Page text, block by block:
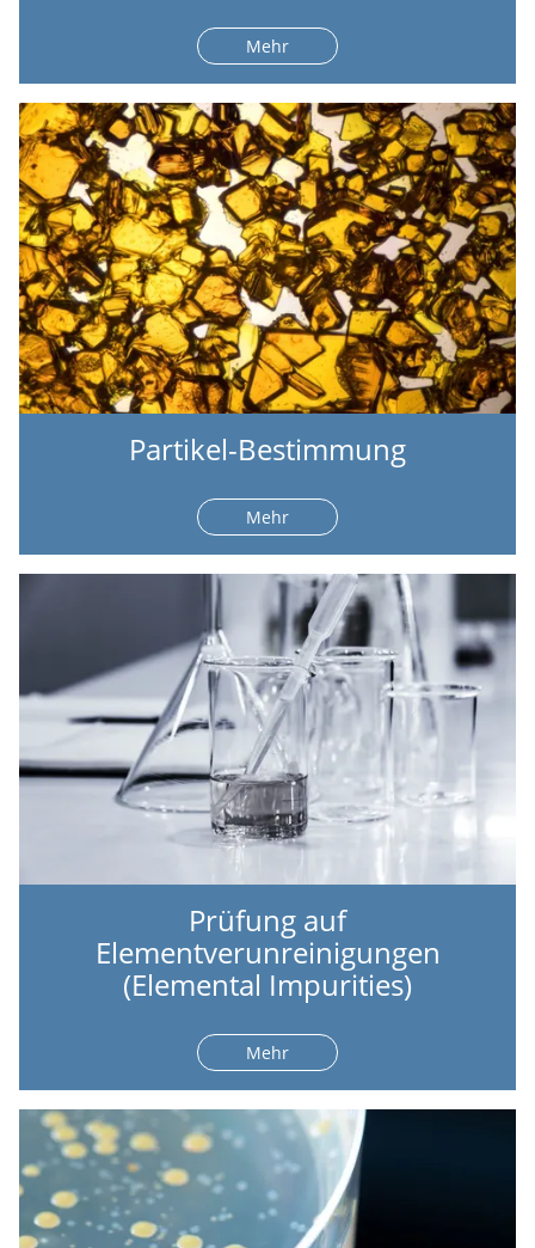
Mehr
Partikel-Bestimmung
Mehr
Prüfung auf
Elementverunreinigungen
(Elemental Impurities)
Mehr